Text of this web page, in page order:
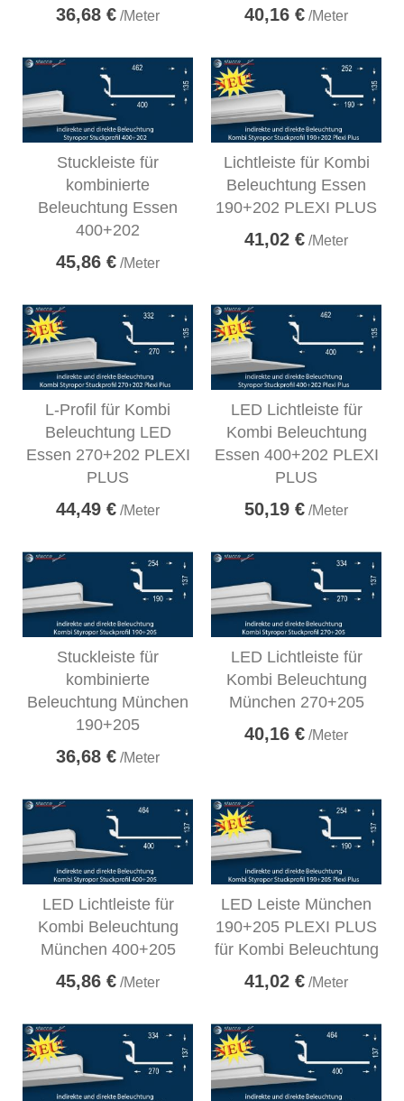
36,68 € /Meter 40,16 € /Meter
Stuckleiste für
kombinierte
Beleuchtung Essen
400+202
45,86 € /Meter
Lichtleiste für Kombi
Beleuchtung Essen
190+202 PLEXI PLUS
41,02 € /Meter
L-Profil für Kombi
Beleuchtung LED
Essen 270+202 PLEXI
PLUS
44,49 € /Meter
LED Lichtleiste für
Kombi Beleuchtung
Essen 400+202 PLEXI
PLUS
50,19 € /Meter
Stuckleiste für
kombinierte
Beleuchtung München
190+205
36,68 € /Meter
LED Lichtleiste für
Kombi Beleuchtung
München 270+205
40,16 € /Meter
LED Lichtleiste für
Kombi Beleuchtung
München 400+205
45,86 € /Meter
LED Leiste München
190+205 PLEXI PLUS
für Kombi Beleuchtung
41,02 € /Meter